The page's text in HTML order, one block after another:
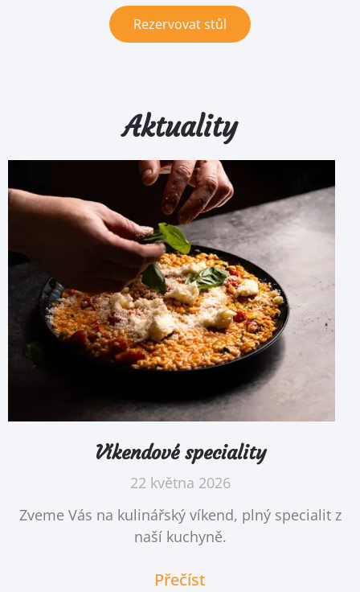
Rezervovat stůl
Aktuality
Víkendové speciality
22 května 2026
Zveme Vás na kulinářský víkend, plný specialit z
naší kuchyně.
Přečíst